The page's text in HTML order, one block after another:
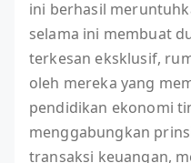
ini berhasil
selama ini membuat
terkesan eksklusif,
oleh mereka yang
pendidikan ekonomi
menggabungkan
transaksi keuangan,